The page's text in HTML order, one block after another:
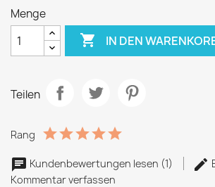
Menge
 IN DEN
Teilen
Rang
Kundenbewertungen lesen (1)
Kommentar verfassen